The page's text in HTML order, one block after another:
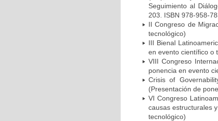
Seguimiento al
203. ISBN 978-958-
II Congreso de
tecnológico)
III Bienal
en evento científico o
VIII Congreso
ponencia en evento
Crisis of
(Presentación de
VI Congreso
causas estructurales
tecnológico)